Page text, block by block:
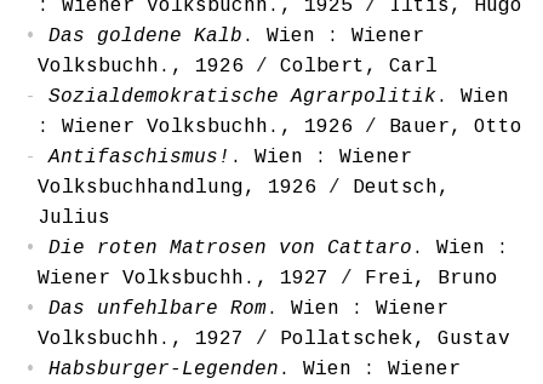
: Wiener Volksbuchh., 1925 /
Iltis, Hugo
Das goldene Kalb . Wien : Wiener
Volksbuchh., 1926 / Colbert, Carl
Sozialdemokratische Agrarpolitik . Wien
: Wiener Volksbuchh., 1926 / Bauer, Otto
Antifaschismus! . Wien : Wiener
Volksbuchhandlung, 1926 / Deutsch,
Julius
Die roten Matrosen von Cattaro . Wien :
Wiener Volksbuchh., 1927
/ Frei, Bruno
Das unfehlbare Rom. Wien : Wiener
Volksbuchh., 1927
/ Pollatschek, Gustav
Habsburger-Legenden . Wien : Wiener